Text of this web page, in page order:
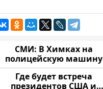
СМИ: В Химках на
полицейскую машину
напали и подожгли.
Где будет встреча
президентов США и